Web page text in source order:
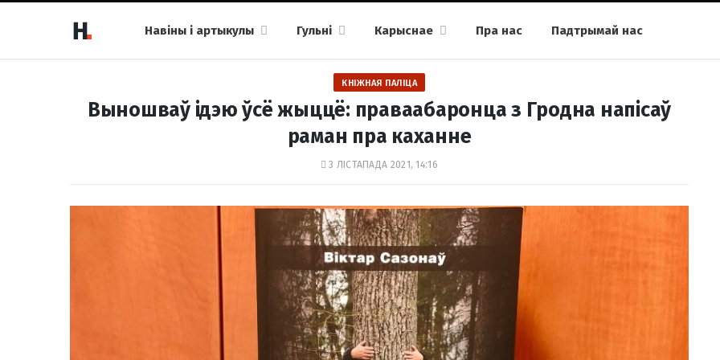
Навіны і артыкулы Гульні Карыснае Пра нас Падтрымай нас
КНІЖНАЯ ПАЛІЦА
Выношваў ідэю ўсё жыццё: праваабаронца з Гродна напісаў
раман пра каханне
3 ЛІСТАПАДА 2021, 14:16